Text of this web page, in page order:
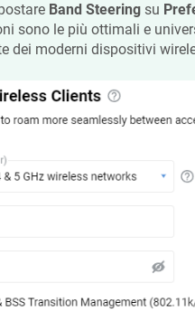
Band Steeringsu
sono le più ottimali e
dei moderni dispositivi